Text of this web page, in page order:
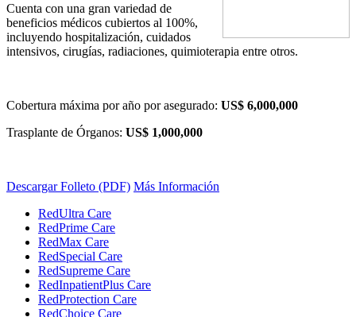
Cuenta con una gran variedad de
beneficios médicos cubiertos al 100%,
incluyendo hospitalización, cuidados
intensivos, cirugías, radiaciones, quimioterapia entre otros.
Cobertura máxima por año por asegurado: US$ 6,000,000
Trasplante de Órganos: US$ 1,000,000
Descargar Folleto (PDF) Más Información
RedUltra Care
RedPrime Care
RedMax Care
RedSpecial Care
RedSupreme Care
RedInpatientPlus Care
RedProtection Care
RedChoice Care